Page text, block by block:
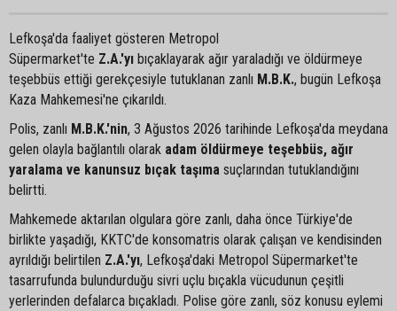
Lefkoşa'da faaliyet gösteren Metropol
Süpermarket'te Z.A.'yı bıçaklayarak ağır yaraladığı ve öldürmeye
teşebbüs ettiği gerekçesiyle tutuklanan zanlı M.B.K., bugün Lefkoşa
Kaza Mahkemesi'ne çıkarıldı.
Polis, zanlı M.B.K.'nin, 3 Ağustos 2026 tarihinde Lefkoşa'da meydana
gelen olayla bağlantılı olarak adam öldürmeye teşebbüs, ağır
yaralama ve kanunsuz bıçak taşıma suçlarından tutuklandığını
belirtti.
Mahkemede aktarılan olgulara göre zanlı, daha önce Türkiye'de
birlikte yaşadığı, KKTC'de konsomatris olarak çalışan ve kendisinden
ayrıldığı belirtilen Z.A.'yı, Lefkoşa'daki Metropol Süpermarket'te
tasarrufunda bulundurduğu sivri uçlu bıçakla vücudunun çeşitli
yerlerinden defalarca bıçakladı. Polise göre zanlı, söz konusu eylemi